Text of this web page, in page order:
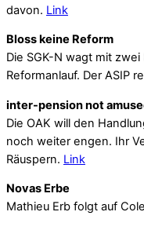
davon. Link
Bloss keine Reform
Die SGK-N wagt mit
Reformanlauf. Der ASIP
inter-pension not
Die OAK will den
noch weiter engen. Ihr
Räuspern. Link
Novas Erbe
Mathieu Erb folgt auf